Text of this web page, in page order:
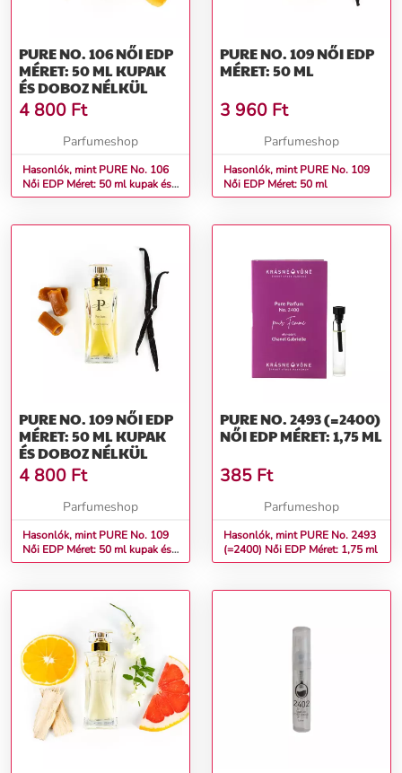
PURE NO. 106 NŐI EDP
MÉRET: 50 ML KUPAK
ÉS DOBOZ NÉLKÜL
4 800 Ft
Parfumeshop
Hasonlók, mint PURE No. 106
Női EDP Méret: 50 ml kupak és
doboz nélkül
PURE NO. 109 NŐI EDP
MÉRET: 50 ML
3 960 Ft
Parfumeshop
Hasonlók, mint PURE No. 109
Női EDP Méret: 50 ml
PURE NO. 109 NŐI EDP
MÉRET: 50 ML KUPAK
ÉS DOBOZ NÉLKÜL
4 800 Ft
Parfumeshop
Hasonlók, mint PURE No. 109
Női EDP Méret: 50 ml kupak és
doboz nélkül
PURE NO. 2493 (=2400)
NŐI EDP MÉRET: 1,75 ML
385 Ft
Parfumeshop
Hasonlók, mint PURE No. 2493
(=2400) Női EDP Méret: 1,75 ml